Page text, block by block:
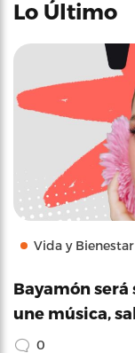
Lo Último
Vida y Bienestar
Bayamón
une música,
0